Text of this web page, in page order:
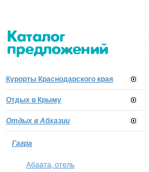
Курорты Краснодарского края
Отдых в Крыму
Отдых в Абхазии
Гагра
Абаата, отель